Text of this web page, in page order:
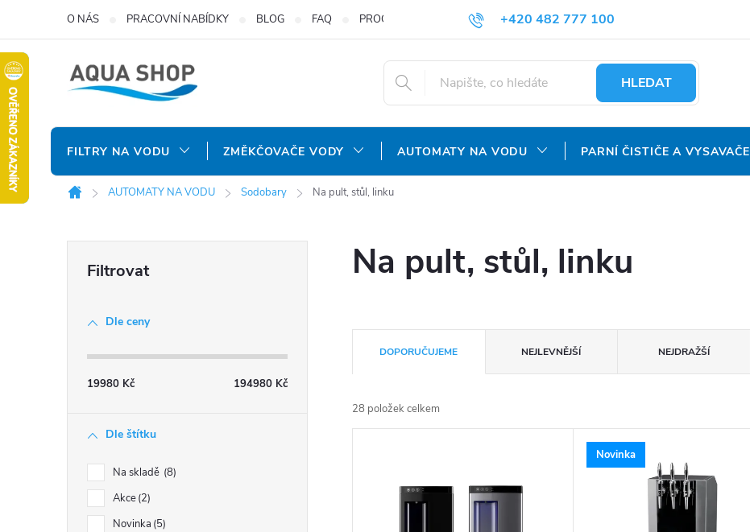
obsah
+420 482 777 100
objednavky@agroaquapro.cz
O NÁS PRACOVNÍ NABÍDKY BLOG FAQ PROČ NAKUPOVAT U NÁS? DOPRAVA A PLATBA
HLEDAT
FILTRY NA VODU ZMĚKČOVAČE VODY AUTOMATY NA VODU PARNÍ ČISTIČE A VYSAVAČE
Domů
AUTOMATY NA VODU Sodobary Na pult, stůl, linku
Dle ceny
19980 Kč 194980 Kč
Dle štítku
Na skladě 8
Akce 2
Novinka 5
Na pult, stůl, linku
a
z
DOPORUČUJEME NEJLEVNĚJŠÍ NEJDRAŽŠÍ
28 položek celkem
Novinka